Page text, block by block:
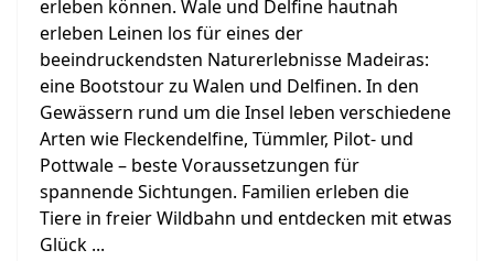
erleben können. Wale und Delfine hautnah
erleben Leinen los für eines der
beeindruckendsten Naturerlebnisse Madeiras:
eine Bootstour zu Walen und Delfinen. In den
Gewässern rund um die Insel leben verschiedene
Arten wie Fleckendelfine, Tümmler, Pilot- und
Pottwale – beste Voraussetzungen für
spannende Sichtungen. Familien erleben die
Tiere in freier Wildbahn und entdecken mit etwas
Glück ...